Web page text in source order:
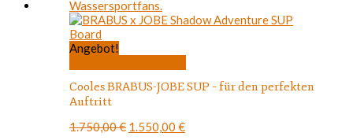
Angebot!
Cooles BRABUS-JOBE SUP – für den perfekten
Auftritt
1.750,00€ Ursprünglicher
1.550,00 €Aktueller